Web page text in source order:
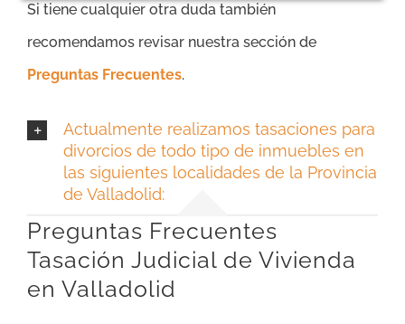
Si tiene cualquier otra duda también
recomendamos revisar nuestra sección de
Preguntas Frecuentes.
Actualmente realizamos tasaciones para
divorcios de todo tipo de inmuebles en
las siguientes localidades de la Provincia
de Valladolid:
Preguntas Frecuentes
Tasación Judicial de Vivienda
en Valladolid